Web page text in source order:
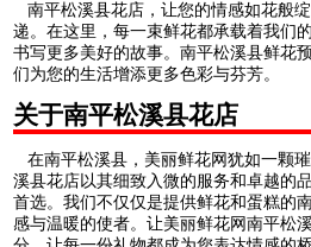
南平松溪县花店，让您的情感如花般
递。在这里，每一束鲜花都承载着我们
书写更多美好的故事。南平松溪县鲜花
们为您的生活增添更多色彩与芬芳。
关于南平松溪县花店
在南平松溪县，美丽鲜花网犹如一颗
溪县花店以其细致入微的服务和卓越的
首选。我们不仅仅是提供鲜花和蛋糕的
感与温暖的使者。让美丽鲜花网南平松